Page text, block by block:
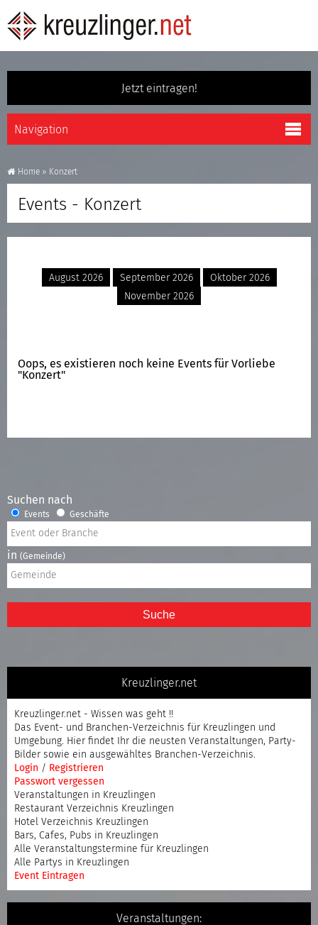
Jetzt eintragen!
Home » Konzert
Events - Konzert
August 2026 September 2026
Oktober 2026
November 2026
Oops, es existieren noch keine Events für Vorliebe
"Konzert"
Suchen nach
Events Geschäfte
in (Gemeinde)
Suche
Kreuzlinger.net
Kreuzlinger.net - Wissen was geht !!
Das Event- und Branchen-Verzeichnis für Kreuzlingen und
Umgebung. Hier findet Ihr die neusten Veranstaltungen, Party-
Bilder sowie ein ausgewähltes Branchen-Verzeichnis.
Login / Registrieren
Passwort vergessen
Veranstaltungen in Kreuzlingen
Restaurant Verzeichnis Kreuzlingen
Hotel Verzeichnis Kreuzlingen
Bars, Cafes, Pubs in Kreuzlingen
Alle Veranstaltungstermine für Kreuzlingen
Alle Partys in Kreuzlingen
Event Eintragen
Veranstaltungen: